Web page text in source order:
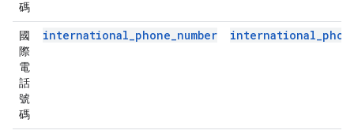
碼
國
際
電
話
號
碼
international_phone_number